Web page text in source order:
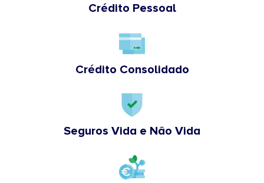
Crédito Pessoal
Crédito Consolidado
Seguros Vida e Não Vida